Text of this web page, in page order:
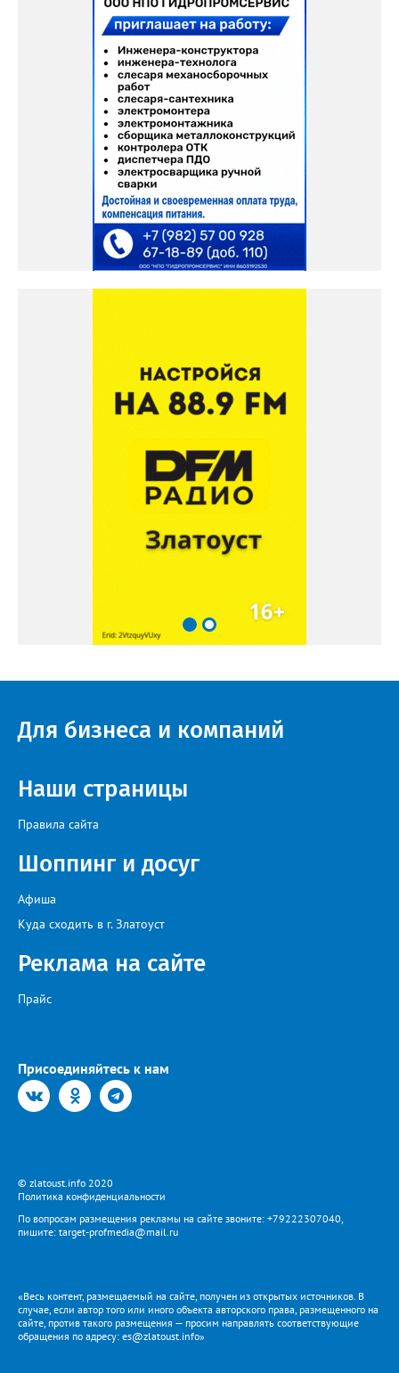
Для бизнеса и компаний
Наши страницы
Правила сайта
Шоппинг и досуг
Афиша
Куда сходить в г. Златоуст
Реклама на сайте
Прайс
Присоединяйтесь к нам
© zlatoust.info 2020
Политика конфиденциальности
По вопросам размещения рекламы на сайте звоните: +79222307040,
пишите: target-profmedia@mail.ru
«Весь контент, размещаемый на сайте, получен из открытых источников. В
случае, если автор того или иного объекта авторского права, размещенного на
сайте, против такого размещения — просим направлять соответствующие
обращения по адресу: es@zlatoust.info»